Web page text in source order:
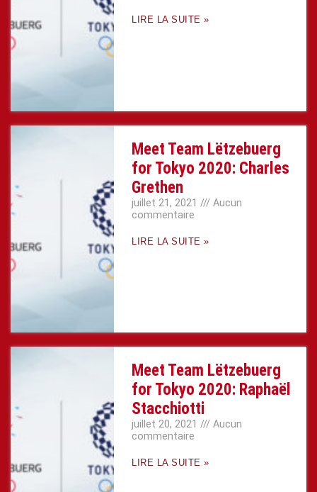
LIRE LA SUITE »
Meet Team Lëtzebuerg
for Tokyo 2020: Charles
Grethen
juillet 21, 2021
Aucun
commentaire
LIRE LA SUITE »
Meet Team Lëtzebuerg
for Tokyo 2020: Raphaël
Stacchiotti
juillet 20, 2021
Aucun
commentaire
LIRE LA SUITE »